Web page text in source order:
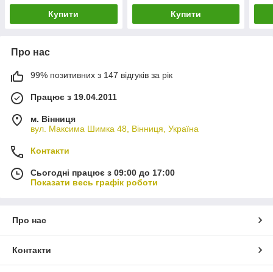
Купити Купити
Про нас
99% позитивних з 147 відгуків за рік
Працює з 19.04.2011
м. Вінниця
вул. Максима Шимка 48, Вінниця, Україна
Контакти
Сьогодні працює з 09:00 до 17:00
Показати весь графік роботи
Про нас
Контакти